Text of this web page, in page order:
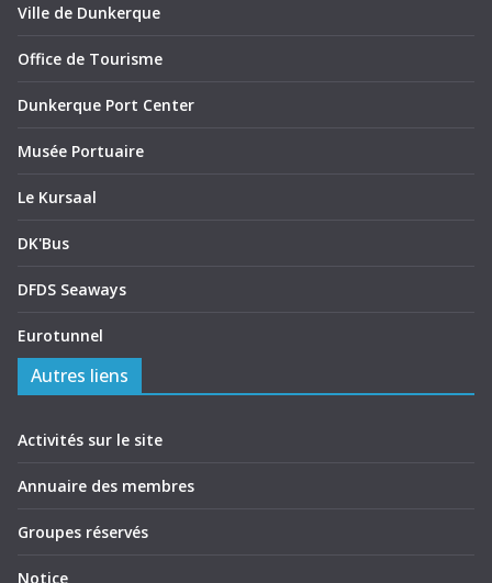
Ville de Dunkerque
Office de Tourisme
Dunkerque Port Center
Musée Portuaire
Le Kursaal
DK'Bus
DFDS Seaways
Eurotunnel
Autres liens
Activités sur le site
Annuaire des membres
Groupes réservés
Notice